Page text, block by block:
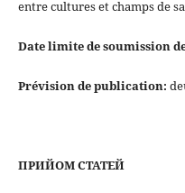
entre cultures et champs de
Date limite de soumission
Prévision de publication:
ПРИЙОМ СТАТЕЙ